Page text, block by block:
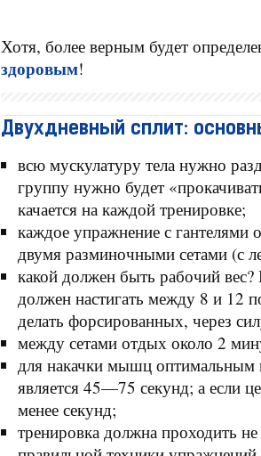
Хотя, более верным будет
здоровым!
Двухдневный сплит:
всю мускулатуру тела нужно
группу нужно будет
качается на каждой тренировке;
каждое упражнение с гантелями
двумя разминочными сетами (с
какой должен быть рабочий
должен настигать между 8 и 12
делать форсированных, через
между сетами отдых около 2
для накачки мышц
является 45—75 секунд; а если
менее секунд;
тренировка должна проходить